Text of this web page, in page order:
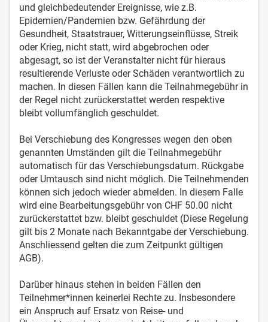
und gleichbedeutender Ereignisse, wie z.B.
Epidemien/Pandemien bzw. Gefährdung der
Gesundheit, Staatstrauer, Witterungseinflüsse, Streik
oder Krieg, nicht statt, wird abgebrochen oder
abgesagt, so ist der Veranstalter nicht für hieraus
resultierende Verluste oder Schäden verantwortlich zu
machen. In diesen Fällen kann die Teilnahmegebühr in
der Regel nicht zurückerstattet werden respektive
bleibt vollumfänglich geschuldet.
Bei Verschiebung des Kongresses wegen den oben
genannten Umständen gilt die Teilnahmegebühr
automatisch für das Verschiebungsdatum. Rückgabe
oder Umtausch sind nicht möglich. Die Teilnehmenden
können sich jedoch wieder abmelden. In diesem Falle
wird eine Bearbeitungsgebühr von CHF 50.00 nicht
zurückerstattet bzw. bleibt geschuldet (Diese Regelung
gilt bis 2 Monate nach Bekanntgabe der Verschiebung.
Anschliessend gelten die zum Zeitpunkt gültigen
AGB).
Darüber hinaus stehen in beiden Fällen den
Teilnehmer*innen keinerlei Rechte zu. Insbesondere
ein Anspruch auf Ersatz von Reise- und